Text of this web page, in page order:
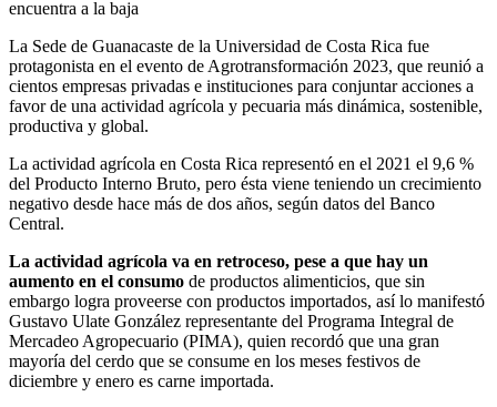
encuentra a la baja
La Sede de Guanacaste de la Universidad de Costa Rica fue
protagonista en el evento de Agrotransformación 2023, que reunió a
cientos empresas privadas e instituciones para conjuntar acciones a
favor de una actividad agrícola y pecuaria más dinámica, sostenible,
productiva y global.
La actividad agrícola en Costa Rica representó en el 2021 el 9,6 %
del Producto Interno Bruto, pero ésta viene teniendo un crecimiento
negativo desde hace más de dos años, según datos del Banco
Central.
La actividad agrícola va en retroceso, pese a que hay un
aumento en el consumo de productos alimenticios, que sin
embargo logra proveerse con productos importados, así lo manifestó
Gustavo Ulate González representante del Programa Integral de
Mercadeo Agropecuario (PIMA), quien recordó que una gran
mayoría del cerdo que se consume en los meses festivos de
diciembre y enero es carne importada.